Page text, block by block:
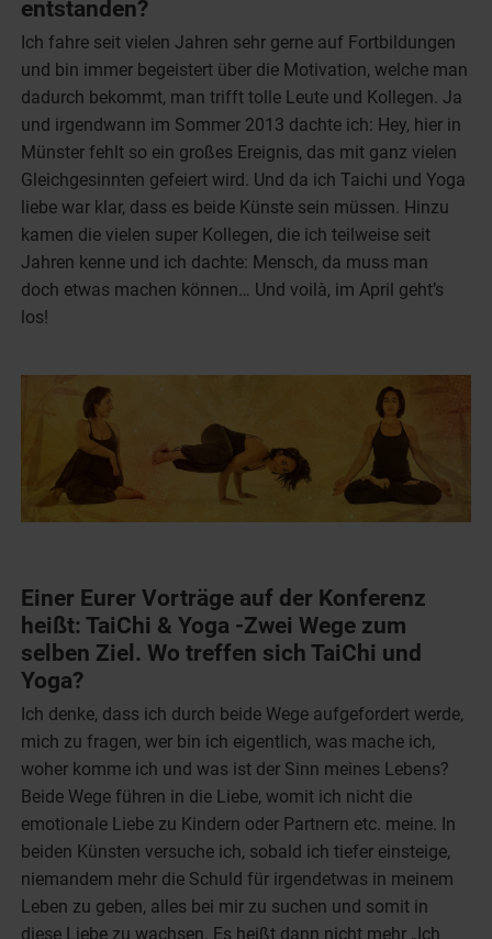
entstanden?
Ich fahre seit vielen Jahren sehr gerne auf Fortbildungen
und bin immer begeistert über die Motivation, welche man
dadurch bekommt, man trifft tolle Leute und Kollegen. Ja
und irgendwann im Sommer 2013 dachte ich: Hey, hier in
Münster fehlt so ein großes Ereignis, das mit ganz vielen
Gleichgesinnten gefeiert wird. Und da ich Taichi und Yoga
liebe war klar, dass es beide Künste sein müssen. Hinzu
kamen die vielen super Kollegen, die ich teilweise seit
Jahren kenne und ich dachte: Mensch, da muss man
doch etwas machen können… Und voilà, im April geht’s
los!
Einer Eurer Vorträge auf der Konferenz
heißt: TaiChi & Yoga -Zwei Wege zum
selben Ziel. Wo treffen sich TaiChi und
Yoga?
Ich denke, dass ich durch beide Wege aufgefordert werde,
mich zu fragen, wer bin ich eigentlich, was mache ich,
woher komme ich und was ist der Sinn meines Lebens?
Beide Wege führen in die Liebe, womit ich nicht die
emotionale Liebe zu Kindern oder Partnern etc. meine. In
beiden Künsten versuche ich, sobald ich tiefer einsteige,
niemandem mehr die Schuld für irgendetwas in meinem
Leben zu geben, alles bei mir zu suchen und somit in
diese Liebe zu wachsen. Es heißt dann nicht mehr „Ich